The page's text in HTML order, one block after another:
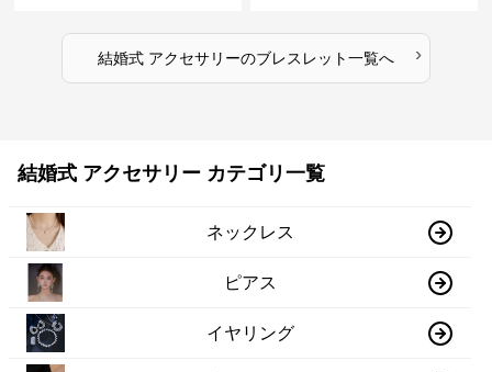
結婚式 アクセサリーのブレスレット一覧へ ›
結婚式 アクセサリー カテゴリ一覧
ネックレス
ピアス
イヤリング